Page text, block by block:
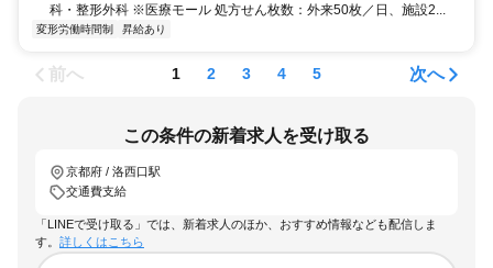
科・整形外科 ※医療モール 処方せん枚数：外来50枚／日、施設2...
変形労働時間制 昇給あり
前へ 1 2 3 4 5 次へ
この条件の新着求人を受け取る
京都府 / 洛西口駅
交通費支給
「LINEで受け取る」では、新着求人のほか、おすすめ情報なども配信しま
す。 詳しくはこちら